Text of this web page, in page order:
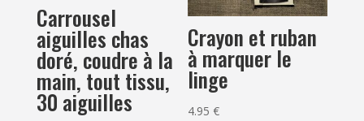
Carrousel
aiguilles chas
doré, coudre à la
main, tout tissu,
30 aiguilles
Crayon et ruban
à marquer le
linge
4.95€